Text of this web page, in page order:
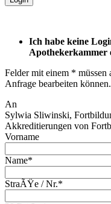
Ich habe keine
Apothekerkammer
Felder mit einem *
Anfrage bearbeiten können.
An
Sylwia Sliwinski,
Akkreditierungen von
Vorname
Name*
StraÃŸe / Nr.*